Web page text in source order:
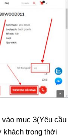
mục 3(Yêu cầu
khách trong thời